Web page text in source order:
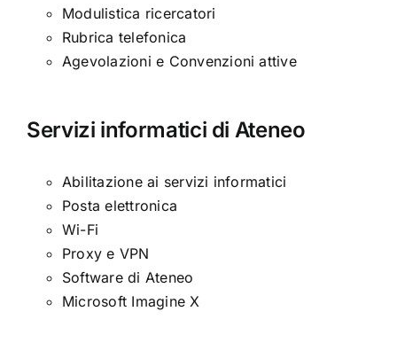
Modulistica ricercatori
Rubrica telefonica
Agevolazioni e Convenzioni attive
Servizi informatici di Ateneo
Abilitazione ai servizi informatici
Posta elettronica
Wi-Fi
Proxy e VPN
Software di Ateneo
Microsoft Imagine X